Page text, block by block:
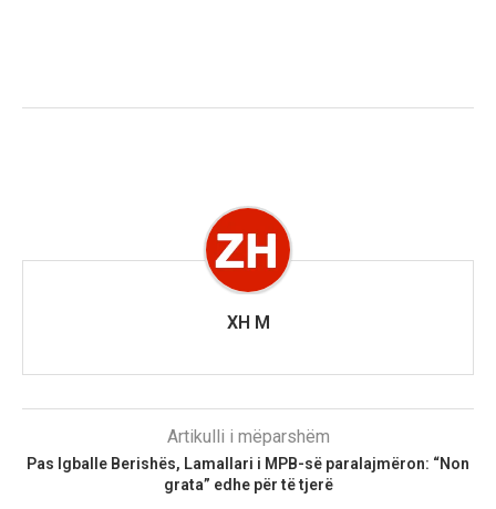
XH M
Artikulli i mëparshëm
Pas Igballe Berishës, Lamallari i MPB-së paralajmëron: “Non
grata” edhe për të tjerë